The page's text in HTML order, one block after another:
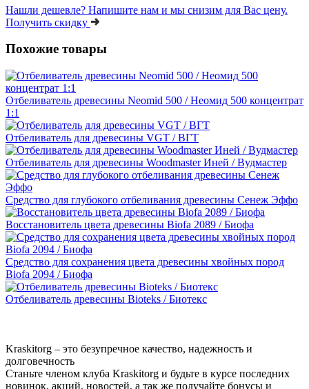
Нашли дешевле? Напишите нам и мы снизим для Вас цену.
Получить скидку
Похожие товары
Отбеливатель древесины Neomid 500 / Неомид 500 концентрат
1:1
Отбеливатель для древесины VGT / ВГТ
Отбеливатель для древесины Woodmaster Иней / Вудмастер
Средство для глубокого отбеливания древесины Сенеж Эффо
Восстановитель цвета древесины Biofa 2089 / Биофа
Средство для сохранения цвета древесины хвойных пород
Biofa 2094 / Биофа
Отбеливатель древесины Bioteks / Биотекс
Kraskitorg – это безупречное качество, надежность и
долговечность
Станьте членом клуба Kraskitorg и будьте в курсе последних
новинок, акций, новостей, а так же получайте бонусы и